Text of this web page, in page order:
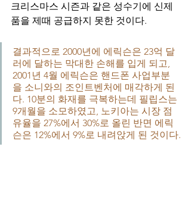
크리스마스 시즌과 같은 성수기에 신제
품을 제때 공급하지 못한 것이다.
결과적으로 2000년에 에릭슨은 23억 달
러에 달하는 막대한 손해를 입게 되고,
2001년 4월 에릭슨은 핸드폰 사업부분
을 소니와의 조인트벤처에 매각하게 된
다. 10분의 화재를 극복하는데 필립스는
9개월을 소모하였고, 노키아는 시장 점
유율을 27%에서 30%로 올린 반면 에릭
슨은 12%에서 9%로 내려앉게 된 것이다.